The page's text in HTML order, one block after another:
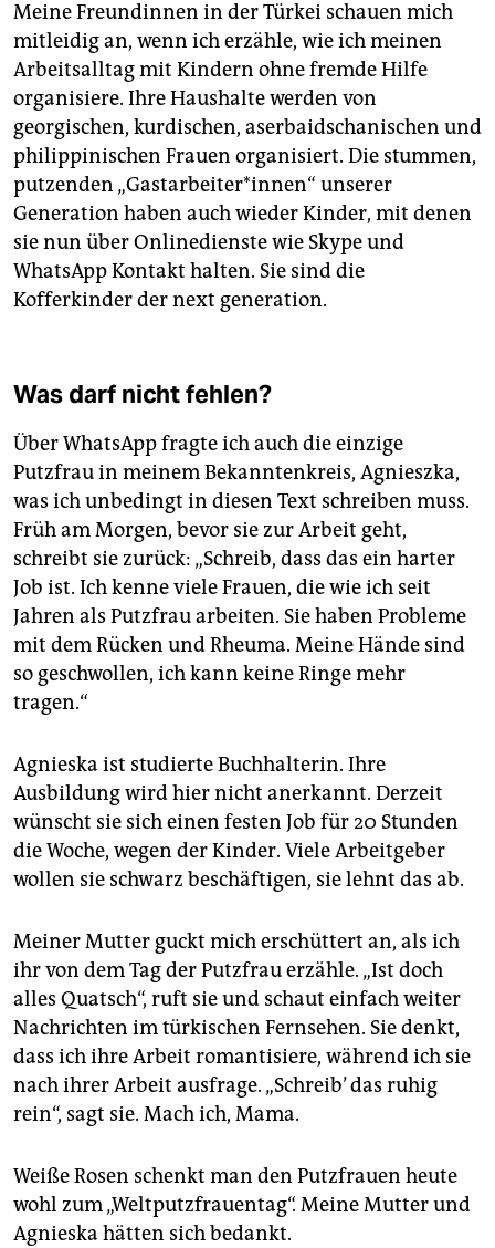
Meine Freundinnen in der Türkei schauen mich
mitleidig an, wenn ich erzähle, wie ich meinen
Arbeitsalltag mit Kindern ohne fremde Hilfe
organisiere. Ihre Haushalte werden von
georgischen, kurdischen, aserbaidschanischen und
philippinischen Frauen organisiert. Die stummen,
putzenden „Gastarbeiter*innen“ unserer
Generation haben auch wieder Kinder, mit denen
sie nun über Onlinedienste wie Skype und
WhatsApp Kontakt halten. Sie sind die
Kofferkinder der next generation.
Was darf nicht fehlen?
Über WhatsApp fragte ich auch die einzige
Putzfrau in meinem Bekanntenkreis, Agnieszka,
was ich unbedingt in diesen Text schreiben muss.
Früh am Morgen, bevor sie zur Arbeit geht,
schreibt sie zurück: „Schreib, dass das ein harter
Job ist. Ich kenne viele Frauen, die wie ich seit
Jahren als Putzfrau arbeiten. Sie haben Probleme
mit dem Rücken und Rheuma. Meine Hände sind
so geschwollen, ich kann keine Ringe mehr
tragen.“
Agnieska ist studierte Buchhalterin. Ihre
Ausbildung wird hier nicht anerkannt. Derzeit
wünscht sie sich einen festen Job für 20 Stunden
die Woche, wegen der Kinder. Viele Arbeitgeber
wollen sie schwarz beschäftigen, sie lehnt das ab.
Meiner Mutter guckt mich erschüttert an, als ich
ihr von dem Tag der Putzfrau erzähle. „Ist doch
alles Quatsch“, ruft sie und schaut einfach weiter
Nachrichten im türkischen Fernsehen. Sie denkt,
dass ich ihre Arbeit romantisiere, während ich sie
nach ihrer Arbeit ausfrage. „Schreib’ das ruhig
rein“, sagt sie. Mach ich, Mama.
Weiße Rosen schenkt man den Putzfrauen heute
wohl zum „Weltputzfrauentag“. Meine Mutter und
Agnieska hätten sich bedankt.